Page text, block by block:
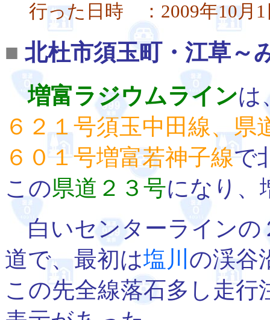
行った日時 ：2009年10月1
■ 北杜市須玉町・江草～
増富ラジウムラインは
６２１号須玉中田線、
６０１号増富若神子線で
この県道２３号になり、
白いセンターラインの
道で、最初は塩川 の渓谷
この先全線落石多し走行